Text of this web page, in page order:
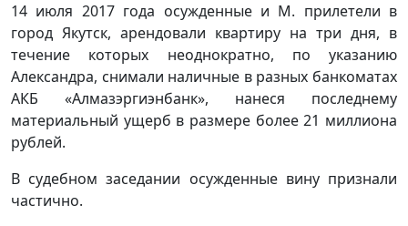
14 июля 2017 года осужденные и М. прилетели в
город Якутск, арендовали квартиру на три дня, в
течение которых неоднократно, по указанию
Александра, снимали наличные в разных банкоматах
АКБ «Алмазэргиэнбанк», нанеся последнему
материальный ущерб в размере более 21 миллиона
рублей.
В судебном заседании осужденные вину признали
частично.